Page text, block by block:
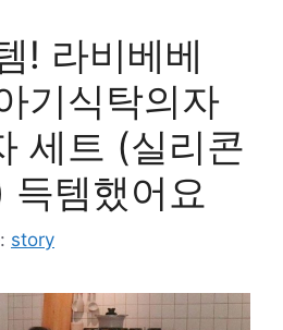
! 라비베베
기식탁의자
세트 (실리콘
득템했어요
story